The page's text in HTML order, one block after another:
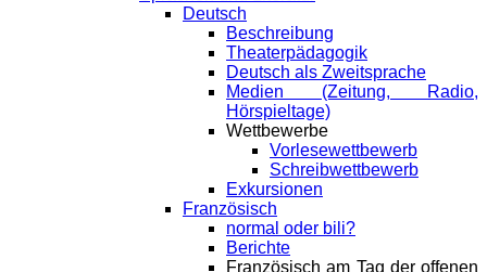
Deutsch
Beschreibung
Theaterpädagogik
Deutsch als Zweitsprache
Medien (Zeitung, Radio,
Hörspieltage)
Wettbewerbe
Vorlesewettbewerb
Schreibwettbewerb
Exkursionen
Französisch
normal oder bili?
Berichte
Französisch am Tag der offenen